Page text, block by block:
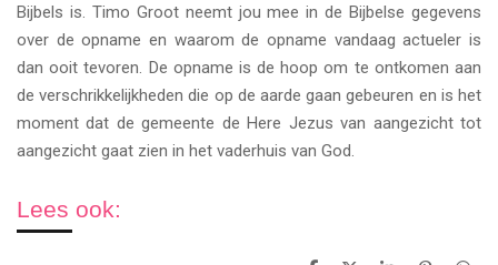
Bijbels is. Timo Groot neemt jou mee in de Bijbelse gegevens
over de opname en waarom de opname vandaag actueler is
dan ooit tevoren. De opname is de hoop om te ontkomen aan
de verschrikkelijkheden die op de aarde gaan gebeuren en is het
moment dat de gemeente de Here Jezus van aangezicht tot
aangezicht gaat zien in het vaderhuis van God.
Lees ook: